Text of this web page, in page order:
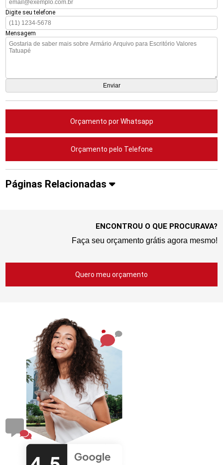
Digite seu telefone
Mensagem
Orçamento por Whatsapp
Orçamento pelo Telefone
Páginas Relacionadas
ENCONTROU O QUE PROCURAVA?
Faça seu orçamento grátis agora mesmo!
Quero meu orçamento